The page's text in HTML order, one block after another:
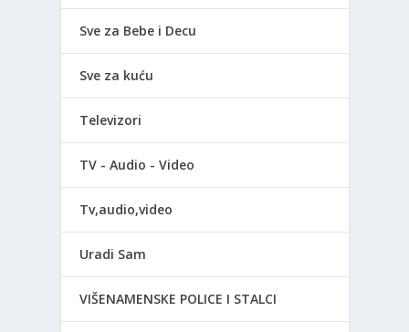
Sve za Bebe i Decu
Sve za kuću
Televizori
TV - Audio - Video
Tv,audio,video
Uradi Sam
VIŠENAMENSKE POLICE I STALCI